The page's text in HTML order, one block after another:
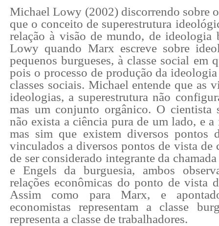
Michael Lowy (2002) discorrendo sobre
que o conceito de superestrutura
relação à visão de mundo, de ideologia
Lowy quando Marx escreve sobre
pequenos burgueses, à classe social em
pois o processo de produção da
classes sociais. Michael entende que as
ideologias, a superestrutura não
mas um conjunto orgânico. O cientista
não exista a ciência pura de um lado, e
mas sim que existem diversos pontos
vinculados a diversos pontos de vista de
de ser considerado integrante da
e Engels da burguesia, ambos
relações econômicas do ponto de vista
Assim como para Marx, e
economistas representam a classe
representa a classe de trabalhadores.